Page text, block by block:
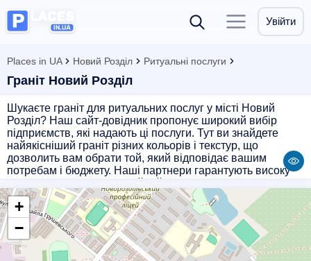
Увійти
Places in UA Новий Розділ Ритуальні послуги
Граніт Новий Розділ
Шукаєте граніт для ритуальних послуг у місті Новий
Розділ? Наш сайт-довідник пропонує широкий вибір
підприємств, які надають ці послуги. Тут ви знайдете
найякісніший граніт різних кольорів і текстур, що
дозволить вам обрати той, який відповідає вашим
потребам і бюджету. Наші партнери гарантують високу
Обирайте граніт для пам'ятників і могил з нами і
отримуйте надійний і якісний результат.
+
−